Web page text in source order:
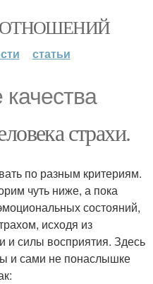
статьи
страхи.
по разным критериям.
чуть ниже, а пока
состояний,
исходя из
и силы восприятия. Здесь
и сами не понаслышке